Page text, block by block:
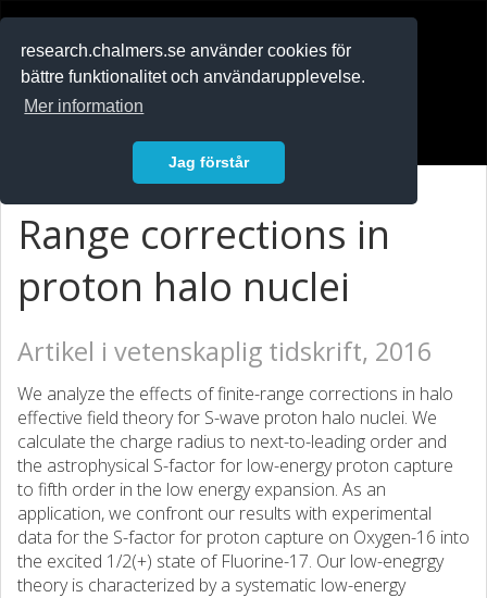
research.chalmers.se använder cookies för
bättre funktionalitet och användarupplevelse.
Mer information
Jag förstår
Range corrections in
proton halo nuclei
Artikel i vetenskaplig tidskrift, 2016
We analyze the effects of finite-range corrections in halo
effective field theory for S-wave proton halo nuclei. We
calculate the charge radius to next-to-leading order and
the astrophysical S-factor for low-energy proton capture
to fifth order in the low energy expansion. As an
application, we confront our results with experimental
data for the S-factor for proton capture on Oxygen-16 into
the excited 1/2(+) state of Fluorine-17. Our low-enegrgy
theory is characterized by a systematic low-energy